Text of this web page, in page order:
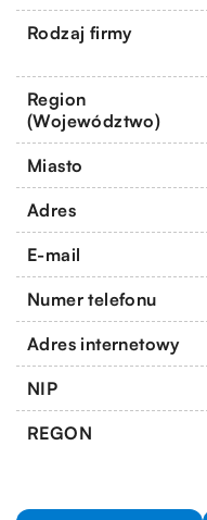
Rodzaj firmy
Region
(Województwo)
Miasto
Adres
E-mail
Numer telefonu
Adres internetowy
NIP
REGON